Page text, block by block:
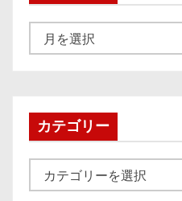
ー
ブカテゴリー
テ